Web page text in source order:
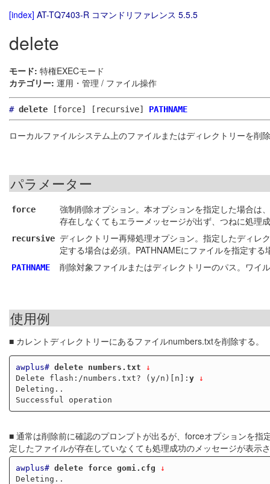
[index] AT-TQ7403-R コマンドリファレンス 5.5.5
delete
モード: 特権EXECモード
カテゴリー: 運用・管理 / ファイル操作
# delete [force] [recursive] PATHNAME
ローカルファイルシステム上のファイルまたはディレクトリーを削
パラメーター
force
強制削除オプション。本オプションを指定した場合は
存在しなくてもエラーメッセージが出ず、つねに処理
recursive ディレクトリー再帰処理オプション。指定したディレ
定する場合は必須。PATHNAMEにファイルを指定する
PATHNAME 削除対象ファイルまたはディレクトリーのパス。ワイ
使用例
■ カレントディレクトリーにあるファイルnumbers.txtを削除する。
awplus# delete numbers.txt ↓
Delete flash:/numbers.txt? (y/n)[n]: y
↓
Deleting..
■ 通常は削除前に確認のプロンプトが出るが、forceオプションを
定したファイルが存在していなくても処理成功のメッセージが表示
awplus# delete force gomi.cfg ↓
Deleting..